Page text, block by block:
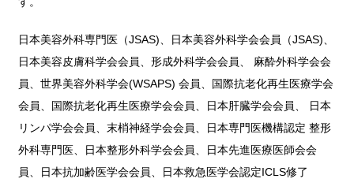
日本美容外科専門医（JSAS)、日本美容外科学会会員（JSAS)、
日本美容皮膚科学会会員、形成外科学会会員、 麻酔外科学会会
員、世界美容外科学会(WSAPS) 会員、国際抗老化再生医療学会
会員、国際抗老化再生医療学会会員、日本肝臓学会会員、 日本
リンパ学会会員、末梢神経学会会員、日本専門医機構認定 整形
外科専門医、日本整形外科学会会員、日本先進医療医師会会
員、日本抗加齢医学会会員、日本救急医学会認定ICLS修了